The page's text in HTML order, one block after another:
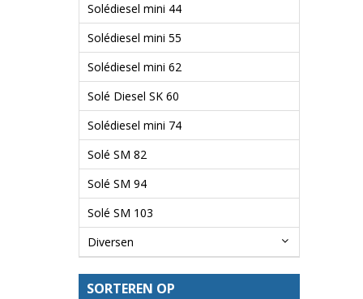
Solédiesel mini 44
Solédiesel mini 55
Solédiesel mini 62
Solé Diesel SK 60
Solédiesel mini 74
Solé SM 82
Solé SM 94
Solé SM 103
Diversen
SORTEREN OP